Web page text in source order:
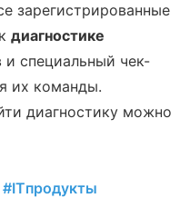
зарегистрированные
диагностике
и специальный чек-
их команды.
диагностику можно
#ITпродукты